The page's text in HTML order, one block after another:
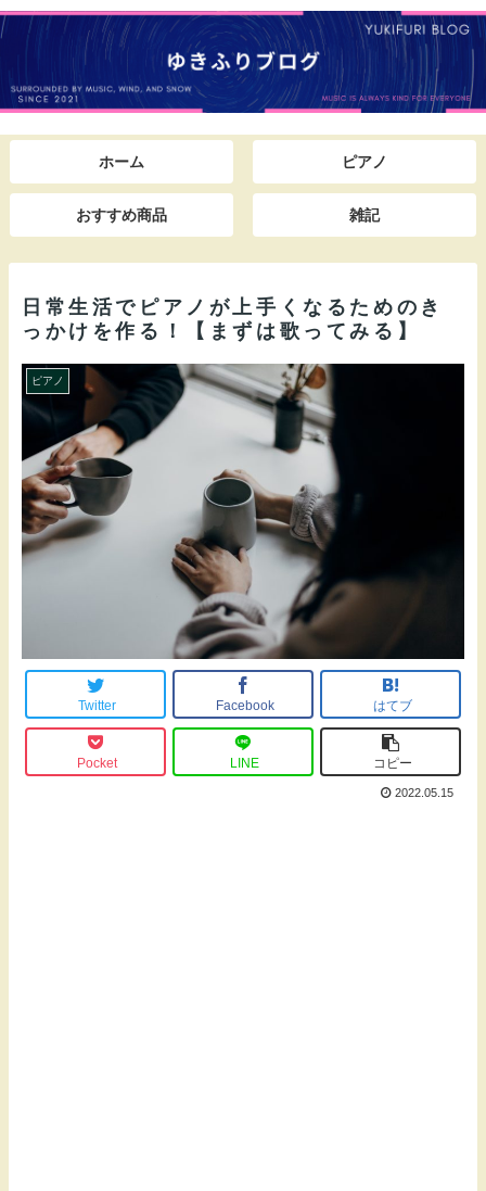
ホーム ピアノ
おすすめ商品 雑記
日常生活でピアノが上手くなるためのき
っかけを作る！【まずは歌ってみる】
ピアノ
Twitter Facebook はてブ
Pocket LINE コピー
2022.05.15